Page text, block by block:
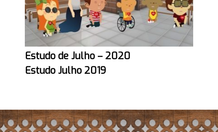
Estudo de Julho – 2020
Estudo Julho 2019